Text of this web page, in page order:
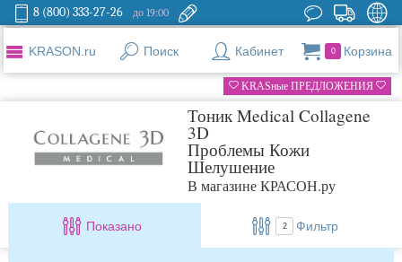
8 (800) 333-27-26 до 19:00
KRASON.ru Поиск Кабинет 0 Корзина
KRASные ПРЕДЛОЖЕНИЯ
Тоник Medical Collagene
3D
Проблемы Кожи
Шелушение
В магазине КРАСОН.ру
Показано 2 Фильтр